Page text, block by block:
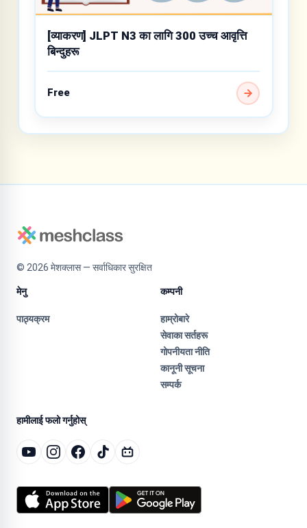
[व्याकरण] JLPT N3 का लागि 300 उच्च आवृत्ति
बिन्दुहरू
Free
© 2026 मेशक्लास — सर्वाधिकार सुरक्षित
मेनु
पाठ्यक्रम
कम्पनी
हाम्रोबारे
सेवाका सर्तहरू
गोपनीयता नीति
कानूनी सूचना
सम्पर्क
हामीलाई फलो गर्नुहोस्